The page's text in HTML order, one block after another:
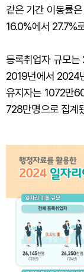
같은 기간 이동률
16.0%에서 27.7%
등록취업자 규모
2019년에서 2024
유지자는 1072만
728만명으로 집계